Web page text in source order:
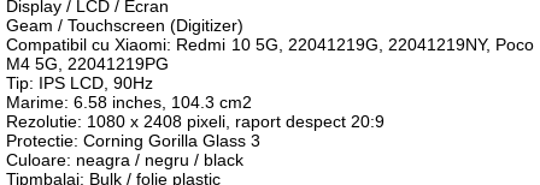
Display / LCD / Ecran
Geam / Touchscreen (Digitizer)
Compatibil cu Xiaomi: Redmi 10 5G, 22041219G, 22041219NY, Poco
M4 5G, 22041219PG
Tip: IPS LCD, 90Hz
Marime: 6.58 inches, 104.3 cm2
Rezolutie: 1080 x 2408 pixeli, raport despect 20:9
Protectie: Corning Gorilla Glass 3
Culoare: neagra / negru / black
Tipmbalaj: Bulk / folie plastic